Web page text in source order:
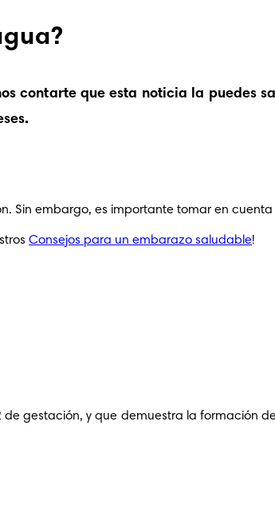
.
Sin embargo, es importante tomar en
Consejos para un embarazo saludable
de gestación, y que demuestra la formación